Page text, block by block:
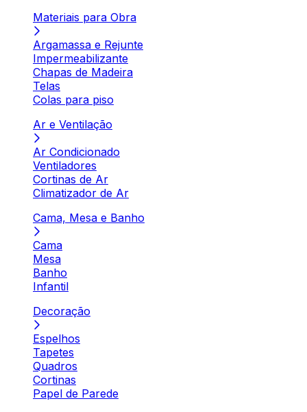
Materiais para Obra
Argamassa e Rejunte
Impermeabilizante
Chapas de Madeira
Telas
Colas para piso
Ar e Ventilação
Ar Condicionado
Ventiladores
Cortinas de Ar
Climatizador de Ar
Cama, Mesa e Banho
Cama
Mesa
Banho
Infantil
Decoração
Espelhos
Tapetes
Quadros
Cortinas
Papel de Parede